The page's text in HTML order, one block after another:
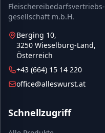
Fleischereibedarfsvertriebs-
gesellschaft m.b.H.
Berging 10,
3250 Wieselburg-Land,
Österreich
+43 (664) 15 14 220
office@alleswurst.at
Schnellzugriff